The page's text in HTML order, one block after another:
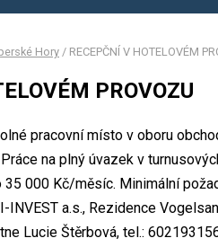
Hory / RECEPČNÍ V HOTELOVÉM
PROVOZU
pracovní místo v oboru
Práce na plný úvazek v
000 Kč/měsíc. Minimální
INVEST a.s., Rezidence
Lucie Štěrbová, tel.: